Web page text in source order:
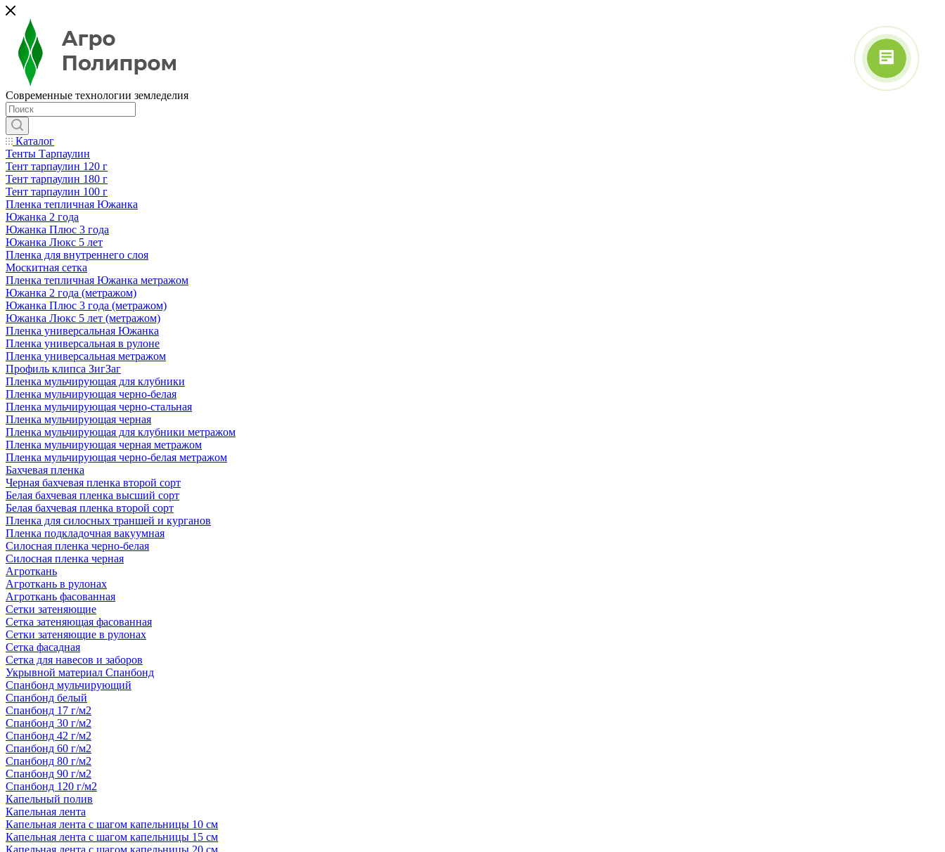
Современные технологии земледелия
Каталог
Тенты Тарпаулин
Тент тарпаулин 120 г
Тент тарпаулин 180 г
Тент тарпаулин 100 г
Пленка тепличная Южанка
Южанка 2 года
Южанка Плюс 3 года
Южанка Люкс 5 лет
Пленка для внутреннего слоя
Москитная сетка
Пленка тепличная Южанка метражом
Южанка 2 года (метражом)
Южанка Плюс 3 года (метражом)
Южанка Люкс 5 лет (метражом)
Пленка универсальная Южанка
Пленка универсальная в рулоне
Пленка универсальная метражом
Профиль клипса ЗигЗаг
Пленка мульчирующая для клубники
Пленка мульчирующая черно-белая
Пленка мульчирующая черно-стальная
Пленка мульчирующая черная
Пленка мульчирующая для клубники метражом
Пленка мульчирующая черная метражом
Пленка мульчирующая черно-белая метражом
Бахчевая пленка
Черная бахчевая пленка второй сорт
Белая бахчевая пленка высший сорт
Белая бахчевая пленка второй сорт
Пленка для силосных траншей и курганов
Пленка подкладочная вакуумная
Силосная пленка черно-белая
Силосная пленка черная
Агроткань
Агроткань в рулонах
Агроткань фасованная
Сетки затеняющие
Сетка затеняющая фасованная
Сетки затеняющие в рулонах
Сетка фасадная
Сетка для навесов и заборов
Укрывной материал Спанбонд
Спанбонд мульчирующий
Спанбонд белый
Спанбонд 17 г/м2
Спанбонд 30 г/м2
Спанбонд 42 г/м2
Спанбонд 60 г/м2
Спанбонд 80 г/м2
Спанбонд 90 г/м2
Спанбонд 120 г/м2
Капельный полив
Капельная лента
Капельная лента с шагом капельницы 10 см
Капельная лента с шагом капельницы 15 см
Капельная лента с шагом капельницы 20 см